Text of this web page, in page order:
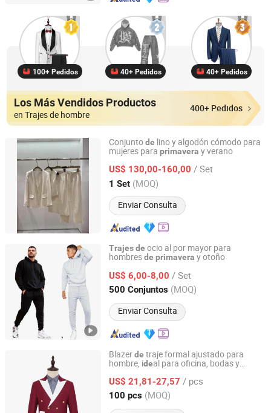
100+ Pedidos 40+ Pedidos 40+ Pedidos
Los Más Vendidos Productos
en Trajes de hombre
400+ Pedidos
Conjuntode lino y algodón cómodo para
mujeres para primavera y verano
US$ 130,00-160,00 / Set
1 Set (MOQ)
Enviar Consulta
Hangzhou Changuo Garments Co., Ltd.
Zhejiang, China Desde 2024
Trajesde ocio al por mayor para
hombresde primavera y otoño
US$ 6,00-8,00 / Set
500 Conjuntos (MOQ)
Enviar Consulta
Nanchang Ruiyue Clothing Co., Ltd.
Jiangxi, China Desde 2021
Blazerde traje formal ajustado para
hombre, ideal para oficina, bodas y
US$ 21,81-27,57 / pcs
100 pcs (MOQ)
Ganzhou Yunshen Trading Co., Ltd
Jiangxi, China Desde 2024